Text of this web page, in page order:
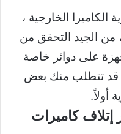
الخارجية ،
من الجيد التحقق من
على دوائر خاصة
قد تتطلب منك بعض
أولاً.
كاميرات